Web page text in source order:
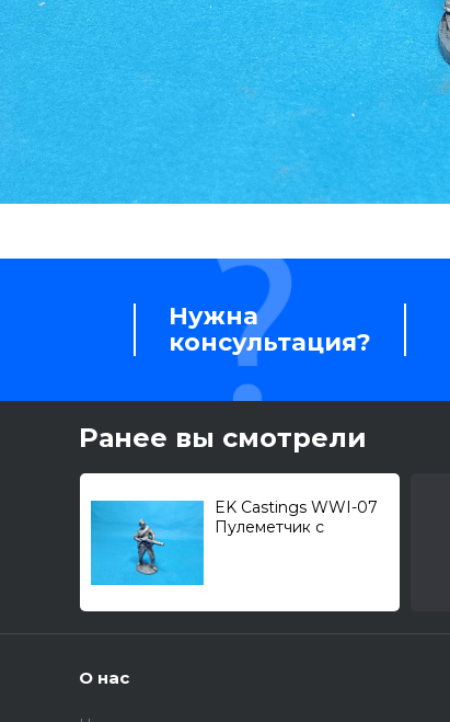
Нужна
консультация?
Ранее вы смотрели
EK Castings WWI-07
Пулеметчик с
О нас